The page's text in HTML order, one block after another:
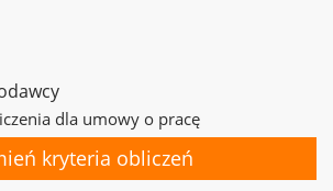
dla umowy o pracę
kryteria obliczeń